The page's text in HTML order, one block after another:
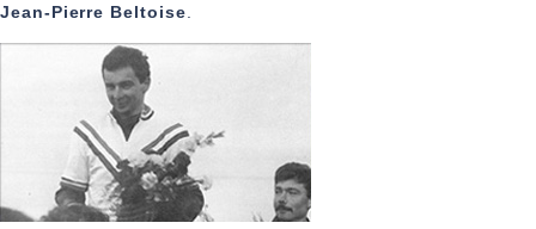
Jean‑Pierre Beltoise